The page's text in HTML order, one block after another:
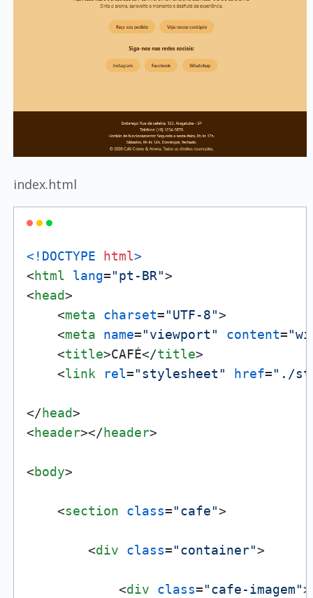
index.html
<!DOCTYPE html>
<html lang="pt-BR">
<head>
<meta charset="UTF-8">
<meta name="viewport" content=
<title>CAFÉ</title>
<link rel="stylesheet" href="./
</head>
<header></header>
<body>
<section class="cafe">
<div class="container">
<div class="cafe-imagem">